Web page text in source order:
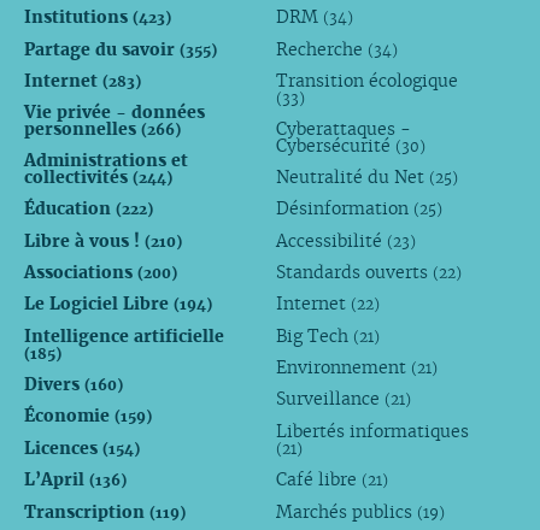
Institutions (423)
Partage du savoir (355)
Internet (283)
Vie privée - données
personnelles (266)
Administrations et
collectivités (244)
Éducation (222)
Libre à vous ! (210)
Associations (200)
Le Logiciel Libre (194)
Intelligence artificielle
(185)
Divers (160)
Économie (159)
Licences (154)
L’April (136)
Transcription (119)
DRM (34)
Recherche (34)
Transition écologique
(33)
Cyberattaques -
Cybersécurité (30)
Neutralité du Net (25)
Désinformation (25)
Accessibilité (23)
Standards ouverts (22)
Internet (22)
Big Tech (21)
Environnement (21)
Surveillance (21)
Libertés informatiques
(21)
Café libre (21)
Marchés publics (19)